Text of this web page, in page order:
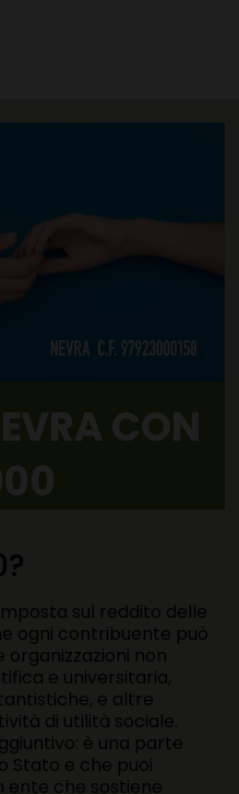
CON
sul reddito delle
ogni contribuente può
non
e universitaria,
e altre
di utilità sociale.
è una parte
Stato e che puoi
ente che sostiene